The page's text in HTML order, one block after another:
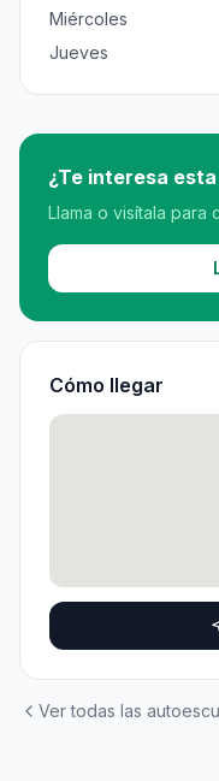
Miércoles
Jueves
¿Te interesa
Llama o visítala para
Cómo llegar
Ver todas las